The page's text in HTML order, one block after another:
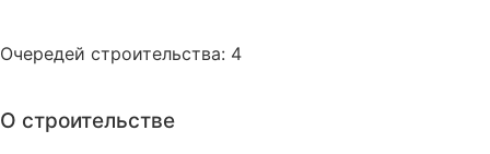
Очередей строительства: 4
О строительстве